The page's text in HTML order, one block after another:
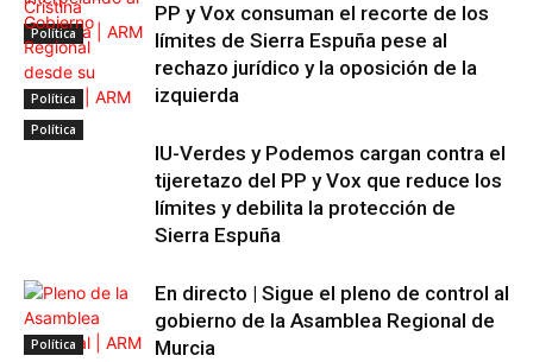
Política
Política
PP y Vox consuman el recorte de los
límites de Sierra Espuña pese al
rechazo jurídico y la oposición de la
izquierda
Política
IU-Verdes y Podemos cargan contra el
tijeretazo del PP y Vox que reduce los
límites y debilita la protección de
Sierra Espuña
Política
En directo | Sigue el pleno de control al
gobierno de la Asamblea Regional de
Murcia